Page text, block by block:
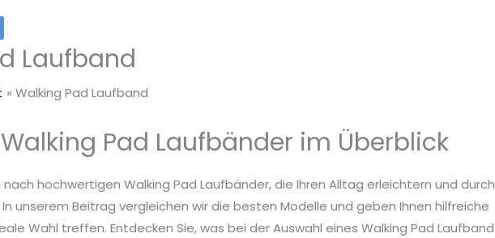
Laufband
Walking Pad Laufband
Pad Laufbänder im Überblick
nach hochwertigen Walking Pad Laufbänder, die Ihren Alltag erleichtern und durch
unserem Beitrag vergleichen wir die besten Modelle und geben Ihnen hilfreiche
Wahl treffen. Entdecken Sie, was bei der Auswahl eines Walking Pad Laufband